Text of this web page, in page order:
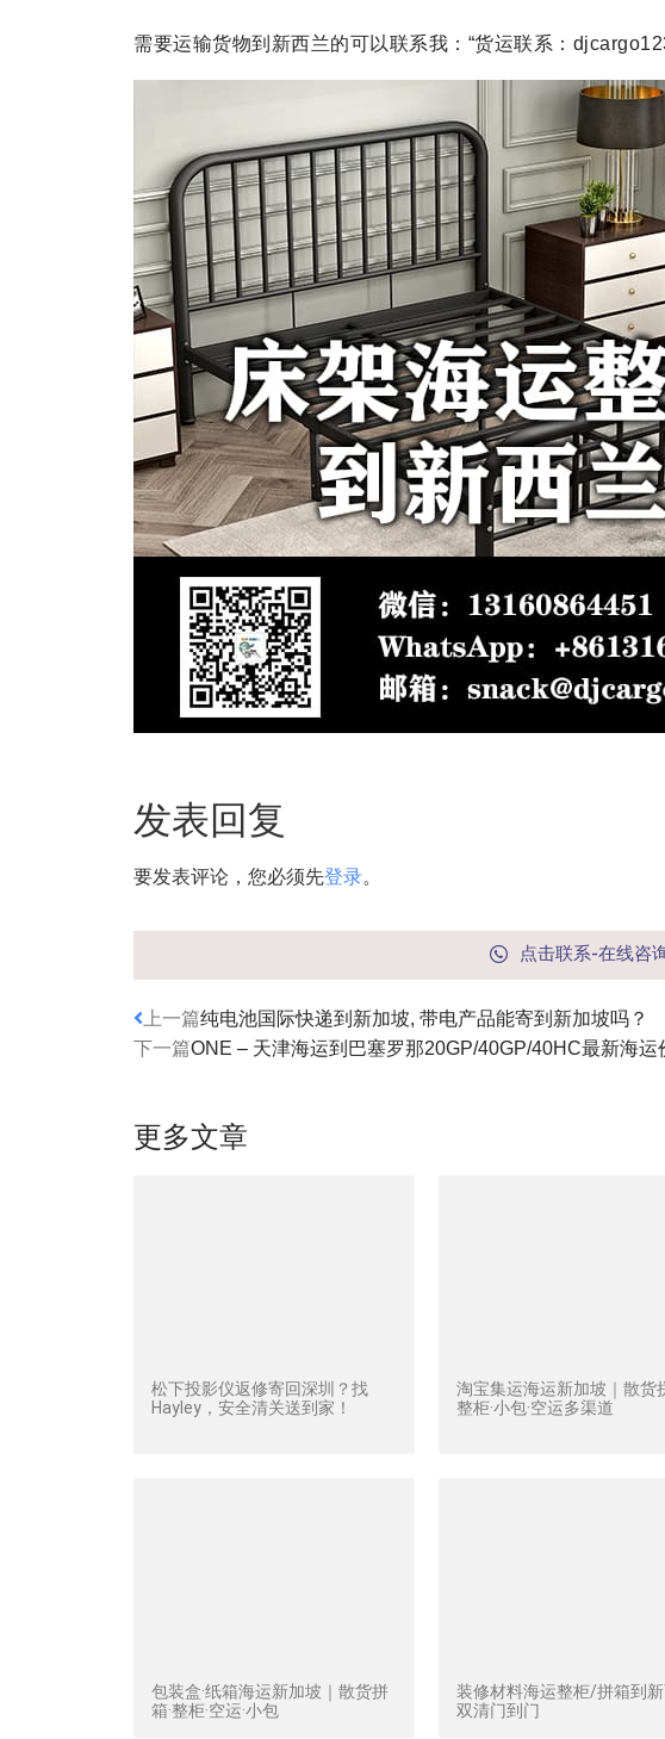
需要运输货物到新西兰的可以联系我：“货运联系：
发表回复
要发表评论，您必须先登录。
点击联系-在线咨
上一篇纯电池国际快递到新加坡, 带电产品能寄到新加坡吗？
下一篇ONE – 天津海运到巴塞罗那20GP/40GP/40HC最新海运
更多文章
松下投影仪返修寄回深圳？找
Hayley，安全清关送到家！
淘宝集运海运新加坡｜散货
整柜·小包·空运多渠道
包装盒·纸箱海运新加坡｜散货拼
箱·整柜·空运·小包
装修材料海运整柜/拼箱到
双清门到门